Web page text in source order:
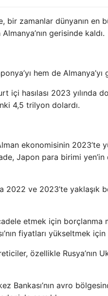
bir zamanlar dünyanın
gerisinde kaldı.
hem de
içi hasılası 2023 yılında
4,5 trilyon dolardı.
ekonomisinin 2023’te
Japon para birimi yen’in
ve 2023’te yaklaşık
etmek için
fiyatları yükseltmek
özellikle Rusya’nın
Bankası’nın avro